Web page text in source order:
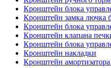
Кронштейн блока
Кронштейн замка лючка
Кронштейн блока
Кронштейн клапана
Кронштейн блока
Кронштейн накладки
Кронштейн